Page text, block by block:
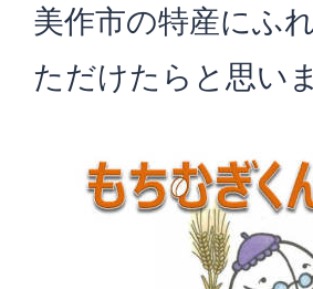
美作市の特産にふ
ただけたらと思い